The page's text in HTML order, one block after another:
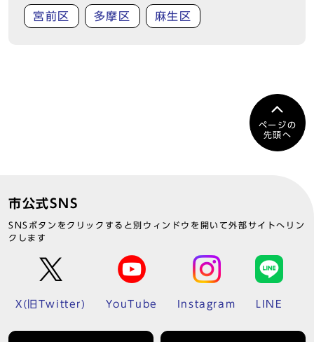
宮前区 多摩区 麻生区
ページの
先頭へ
市公式SNS
SNSボタンをクリックすると別ウィンドウを開いて外部サイトへリン
クします
X(旧Twitter) YouTube Instagram LINE